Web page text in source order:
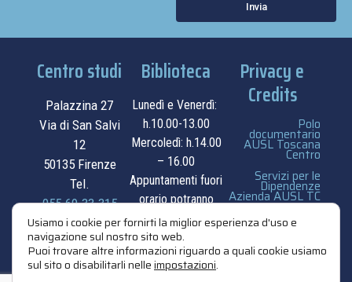
Invia
Centro studi
Palazzina 27
Via di San Salvi
12
50135 Firenze
Tel.
055.69.33.315
contatti
Biblioteca
Lunedì e Venerdì:
h.10.00-13.00
Mercoledì: h.14.00
– 16.00
Appuntamenti fuori
orario potranno
essere
concordati su
appuntamento.
Privacy e
Credits
Polo
documentario
AUSL Toscana
Centro
Servizi per le
Dipendenze
Azienda AUSL TC
privacy e cookie
Usiamo i cookie per fornirti la miglior esperienza d'uso e
navigazione sul nostro sito web.
Puoi trovare altre informazioni riguardo a quali cookie usiamo
sul sito o disabilitarli nelleimpostazioni.